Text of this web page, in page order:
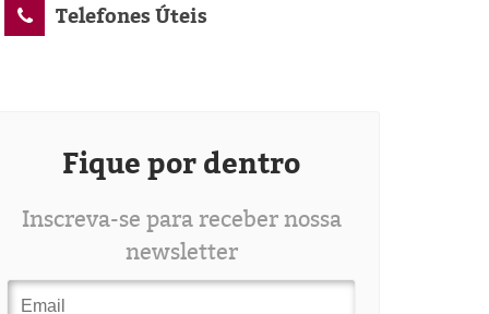
Telefones Úteis
Fique por dentro
Inscreva-se para receber nossa
newsletter